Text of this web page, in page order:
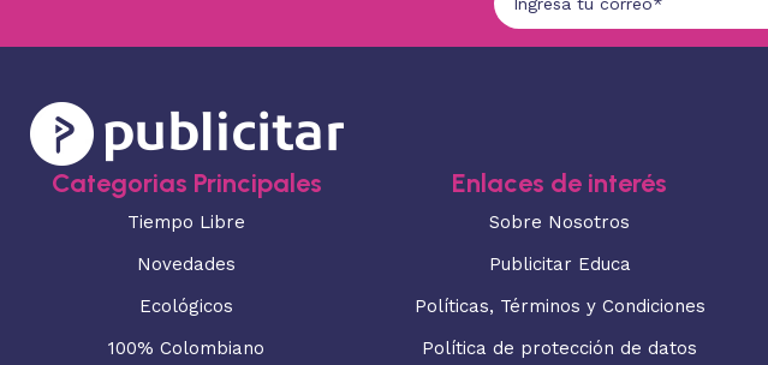
Categorias Principales
Tiempo Libre
Novedades
Ecológicos
100% Colombiano
Enlaces de interés
Sobre Nosotros
Publicitar Educa
Políticas, Términos y Condiciones
Política de protección de datos